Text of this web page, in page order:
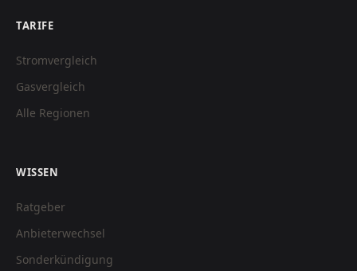
TARIFE
Stromvergleich
Gasvergleich
Alle Regionen
WISSEN
Ratgeber
Anbieterwechsel
Sonderkündigung